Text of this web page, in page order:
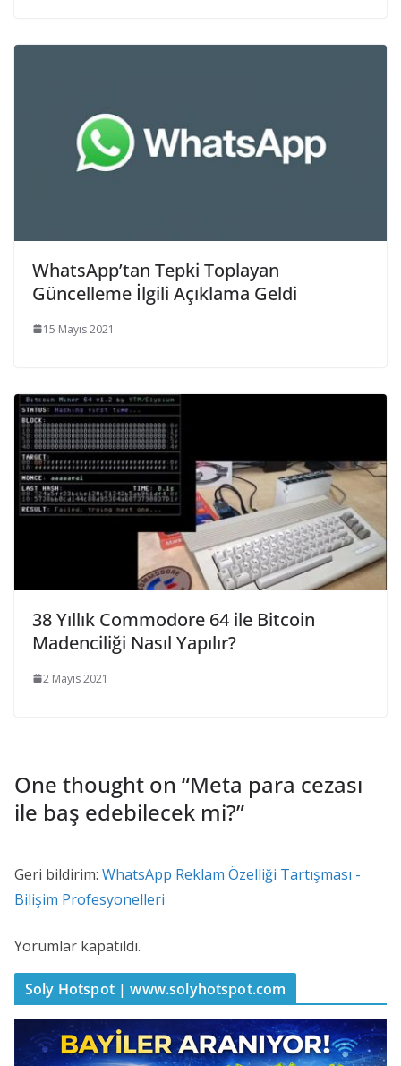
WhatsApp’tan Tepki Toplayan
Güncelleme İlgili Açıklama Geldi
15 Mayıs 2021
38 Yıllık Commodore 64 ile Bitcoin
Madenciliği Nasıl Yapılır?
2 Mayıs 2021
One thought on “Meta para cezası
ile baş edebilecek mi?”
Geri bildirim: WhatsApp Reklam Özelliği Tartışması -
Bilişim Profesyonelleri
Yorumlar kapatıldı.
Soly Hotspot | www.solyhotspot.com